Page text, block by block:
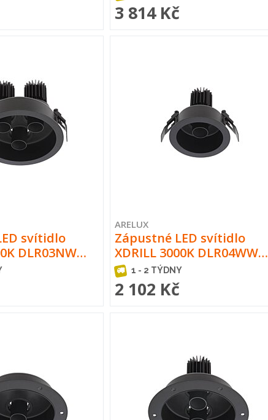
3 814 Kč
svítidlo
DLR03NW…
ARELUX
Zápustné LED svítidlo
XDRILL 3000K DLR04WW…
1 - 2 TÝDNY
2 102 Kč